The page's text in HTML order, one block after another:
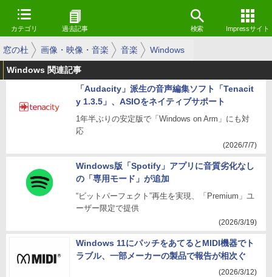
カテゴリ 過去記事 検索 Impressサイト
窓の杜 画像・映像・音楽 音楽 Windows
Windows 関連記事
「Audacity」派生の音声編集ソフト「Tenacit
y 1.3.5」、ASIOをネイティブサポート
1年半ぶりの安定版で「Windows on Arm」にも対
応
(2026/7/7)
Windows版「Spotify」アプリに音質劣化なし
の「専用モード」が追加
“ビットパーフェクト”再生を実現、「Premium」ユ
ーザー限定で提供
(2026/3/19)
Windows 11にパッチをあてるとMIDI機器でト
ラブル、一部メーカーの製品で報告が相次ぐ
(2026/3/12)